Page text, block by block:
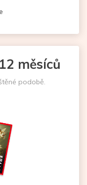
měsíců
podobě.